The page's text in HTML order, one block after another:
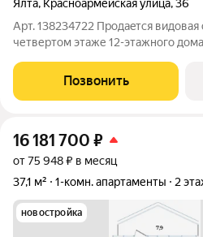
Ялта, Красноармейская улица,36
Арт. 138234722 Пpодаeтcя
четвертом этаже 12-этажного
открывается вид на Ялту, горы .
White Box
Позвонить
16 181 700 ₽
от 75 948 ₽ в месяц
37,1 м²
1-комн. апартаменты 2
новостройка